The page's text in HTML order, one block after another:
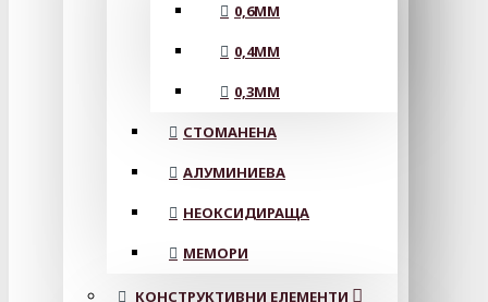
0,6MM
0,4MM
0,3MM
СТОМАНЕНА
АЛУМИНИЕВА
НЕОКСИДИРАЩА
МЕМОРИ
КОНСТРУКТИВНИ ЕЛЕМЕНТИ